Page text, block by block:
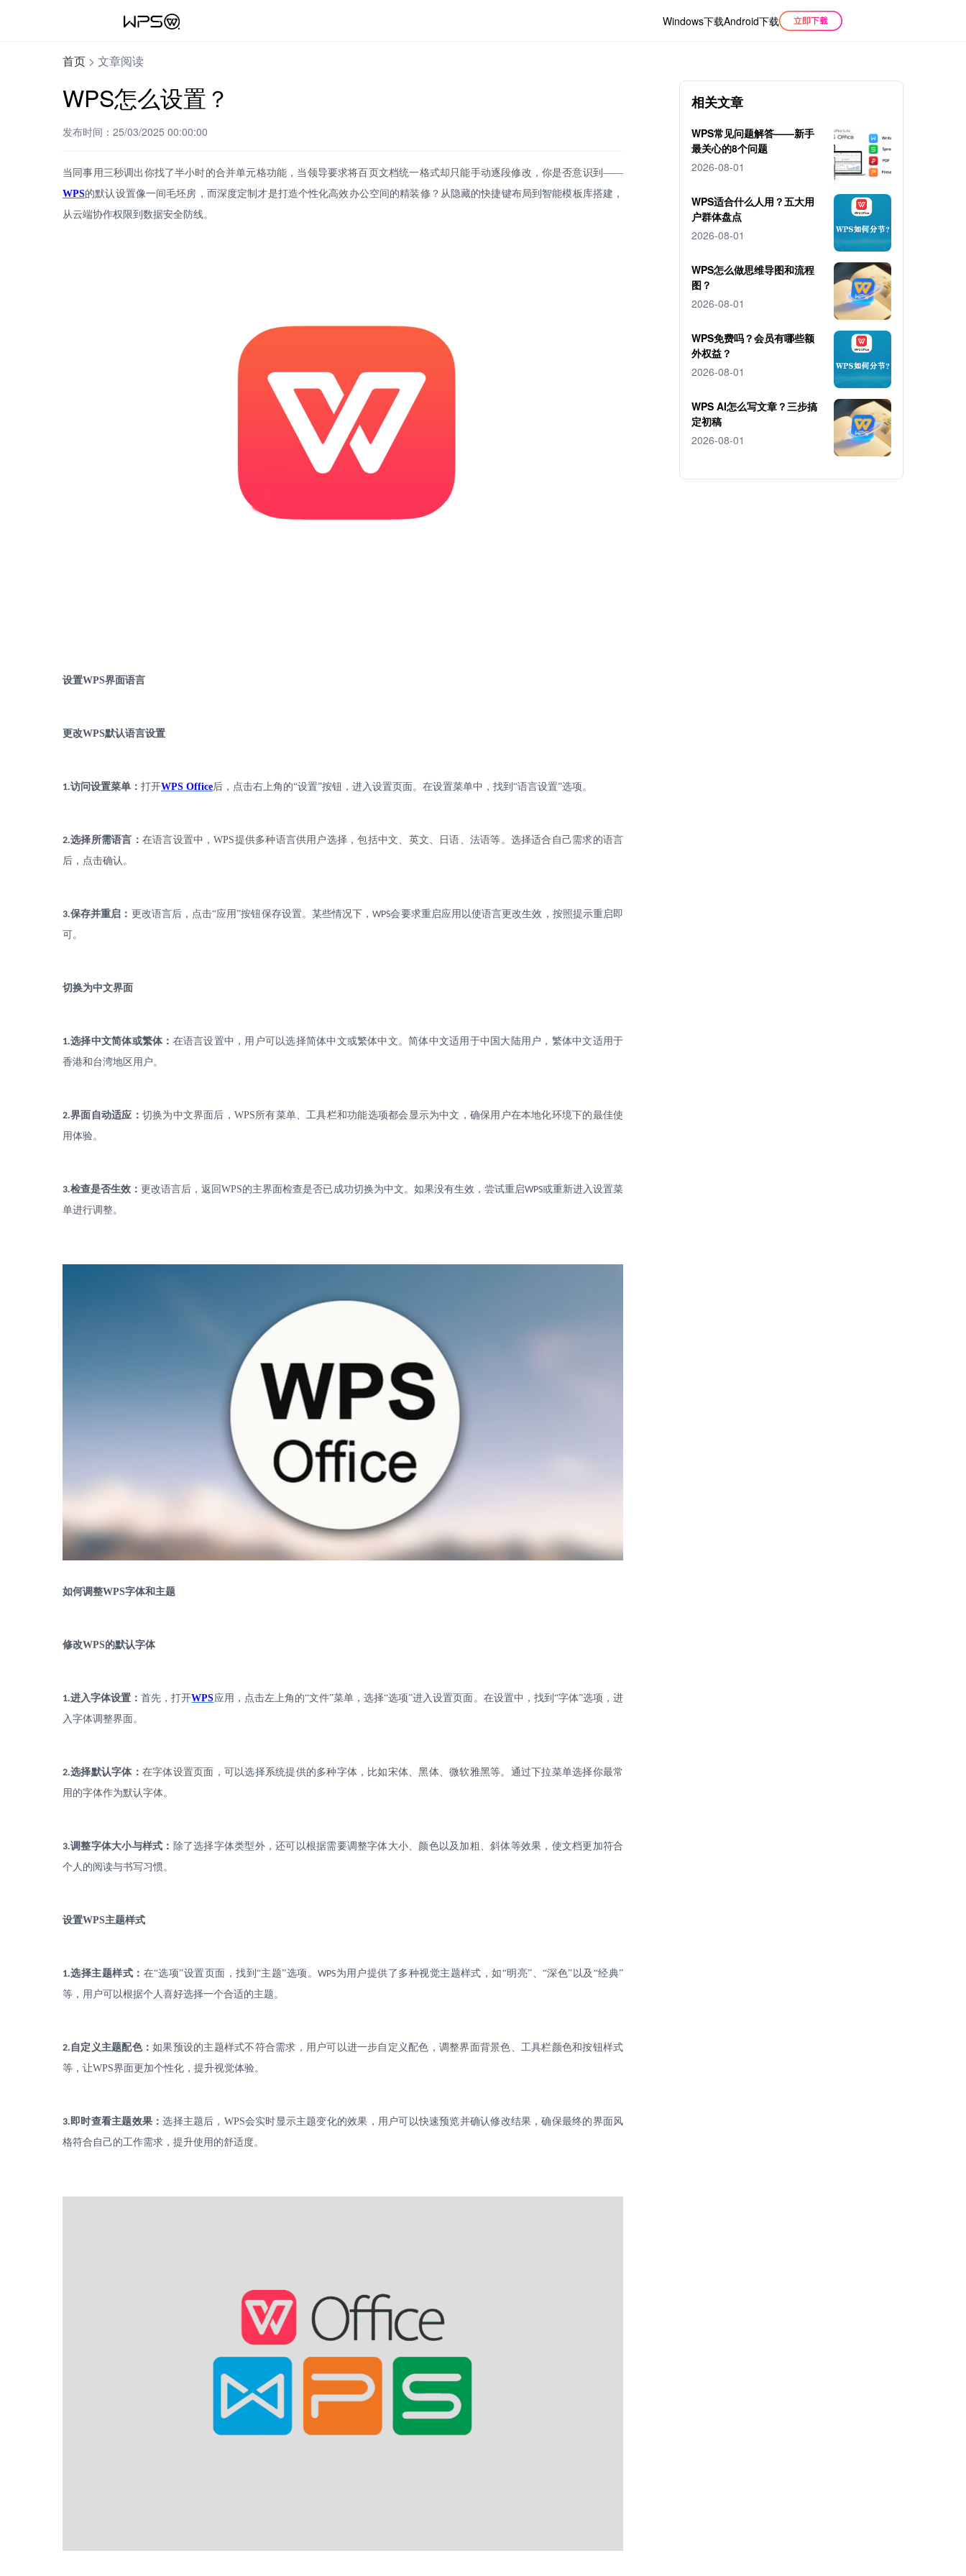
Windows下载Android下载
首页 > 文章阅读
WPS怎么设置？
发布时间：25/03/2025 00:00:00
当同事用三秒调出你找了半小时的合并单元格功能，当领导要求将百页文档统一格式却只能手动逐段修改，你是否意识到——
WPS的默认设置像一间毛坯房，而深度定制才是打造个性化高效办公空间的精装修？从隐藏的快捷键布局到智能模板库搭建，
从云端协作权限到数据安全防线。
设置WPS界面语言
更改WPS默认语言设置
1.访问设置菜单： 打开WPS Office后，点击右上角的“设置”按钮，进入设置页面。在设置菜单中，找到“语言设置”选项。
2.选择所需语言： 在语言设置中，WPS提供多种语言供用户选择，包括中文、英文、日语、法语等。选择适合自己需求的语言
后，点击确认。
3.保存并重启： 更改语言后，点击“应用”按钮保存设置。某些情况下，WPS会要求重启应用以使语言更改生效，按照提示重启即
可。
切换为中文界面
1.选择中文简体或繁体： 在语言设置中，用户可以选择简体中文或繁体中文。简体中文适用于中国大陆用户，繁体中文适用于
香港和台湾地区用户。
2.界面自动适应： 切换为中文界面后， WPS所有菜单、工具栏和功能选项都会显示为中文，确保用户在本地化环境下的最佳使
用体验。
3.检查是否生效： 更改语言后，返回WPS的主界面检查是否已成功切换为中文。如果没有生效，尝试重启WPS或重新进入设置菜
单进行调整。
如何调整WPS字体和主题
修改WPS的默认字体
1.进入字体设置：首先，打开WPS应用，点击左上角的“文件”菜单，选择“选项”进入设置页面。在设置中，找到“字体”选项，进
入字体调整界面。
2.选择默认字体： 在字体设置页面，可以选择系统提供的多种字体，比如宋体、黑体、微软雅黑等。通过下拉菜单选择你最常
用的字体作为默认字体。
3.调整字体大小与样式： 除了选择字体类型外，还可以根据需要调整字体大小、颜色以及加粗、斜体等效果，使文档更加符合
个人的阅读与书写习惯。
设置WPS主题样式
1.选择主题样式： 在“选项”设置页面，找到“主题”选项。WPS为用户提供了多种视觉主题样式，如“明亮”、“深色”以及“经典”
等，用户可以根据个人喜好选择一个合适的主题。
2. 自定义主题配色：如果预设的主题样式不符合需求，用户可以进一步自定义配色，调整界面背景色、工具栏颜色和按钮样式
等，让WPS界面更加个性化，提升视觉体验。
3. 即时查看主题效果：选择主题后， WPS会实时显示主题变化的效果，用户可以快速预览并确认修改结果，确保最终的界面风
格符合自己的工作需求，提升使用的舒适度。
相关文章
WPS常见问题解答——新手
最关心的8个问题
2026-08-01
WPS适合什么人用？五大用
户群体盘点
2026-08-01
WPS怎么做思维导图和流程
图？
2026-08-01
WPS免费吗？会员有哪些额
外权益？
2026-08-01
WPS AI怎么写文章？三步搞
定初稿
2026-08-01